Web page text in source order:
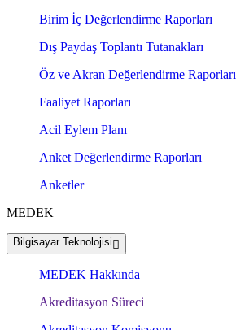
Birim İç Değerlendirme Raporları
Dış Paydaş Toplantı Tutanakları
Öz ve Akran Değerlendirme Raporları
Faaliyet Raporları
Acil Eylem Planı
Anket Değerlendirme Raporları
Anketler
MEDEK
Bilgisayar Teknolojisi
MEDEK Hakkında
Akreditasyon Süreci